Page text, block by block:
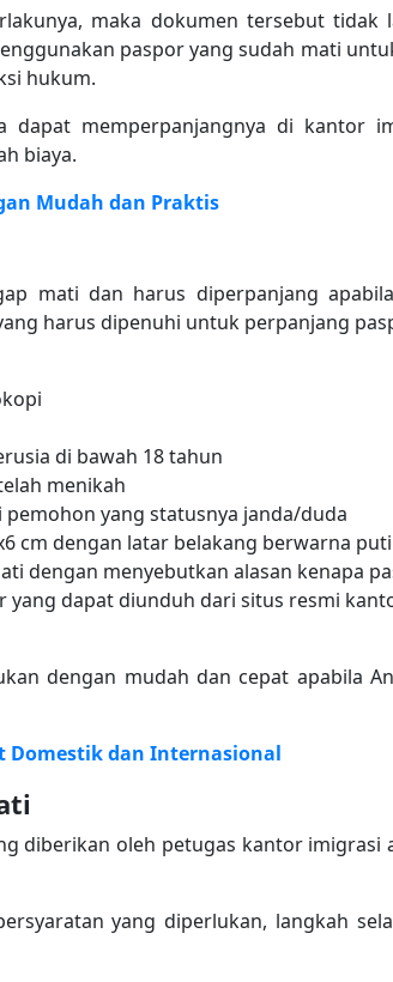
maka dokumen tersebut tidak
paspor yang sudah mati
hukum.
dapat memperpanjangnya di kantor
biaya.
Mudah dan Praktis
mati dan harus diperpanjang
harus dipenuhi untuk perpanjang
di bawah 18 tahun
menikah
yang statusnya janda/duda
cm dengan latar belakang berwarna
dengan menyebutkan alasan kenapa
dapat diunduh dari situs resmi
dengan mudah dan cepat apabila
Domestik dan Internasional
diberikan oleh petugas kantor
yang diperlukan, langkah